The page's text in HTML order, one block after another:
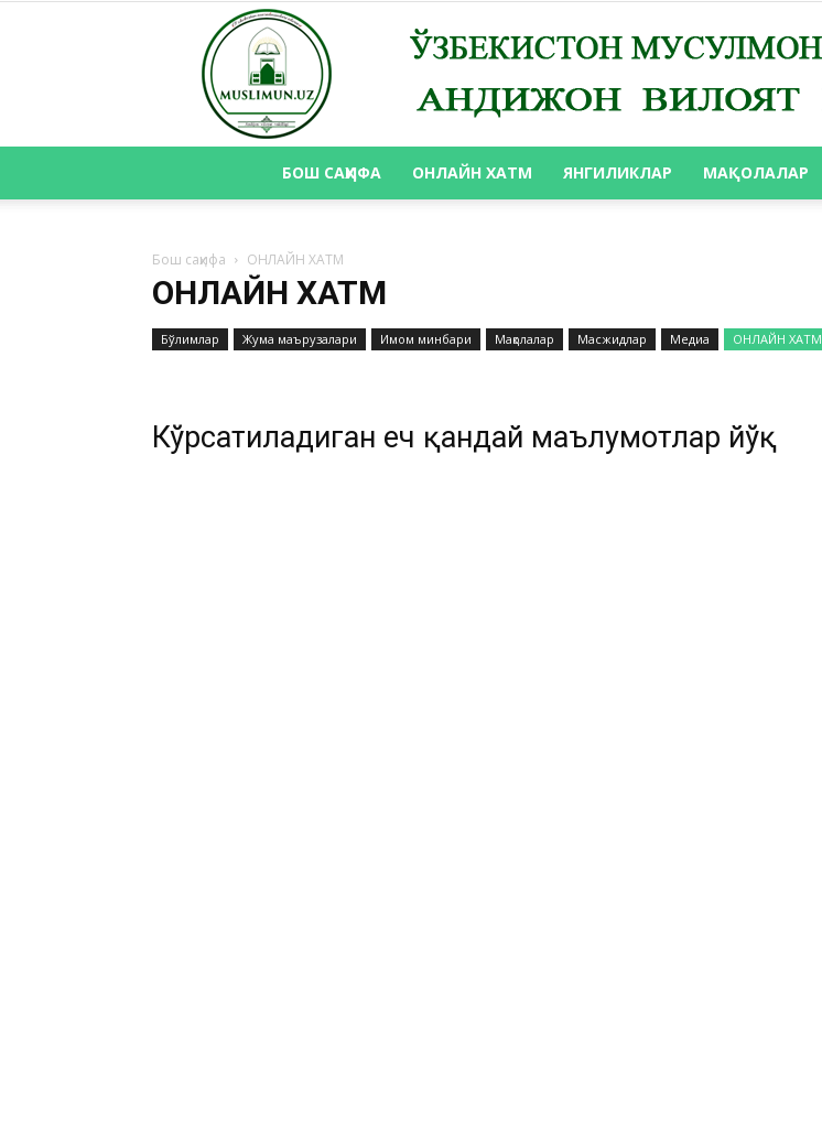
БОШ САҲИФА ОНЛАЙН ХАТМ ЯНГИЛИКЛАР МАҚОЛАЛАР
Бош саҳифа ОНЛАЙН ХАТМ
ОНЛАЙН ХАТМ
Бўлимлар Жума маърузалари Имом минбари Мақолалар Масжидлар Медиа ОНЛАЙН ХАТМ
Кўрсатиладиган ҳеч қандай маълумотлар йўқ